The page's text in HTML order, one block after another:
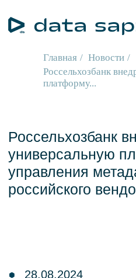
Главная / Новости /
Россельхозбанк
платформу...
российского вендора
28.08.2024